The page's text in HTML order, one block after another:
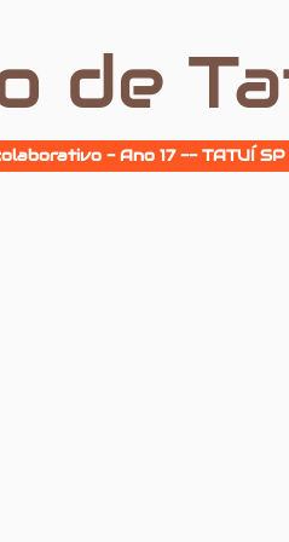
de
- Ano 17 -- TATUÍ SP